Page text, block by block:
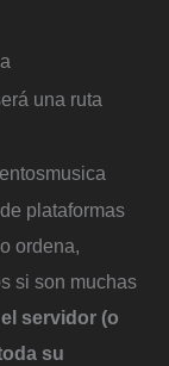
una ruta
plataformas
ordena,
si son muchas
servidor (o
su